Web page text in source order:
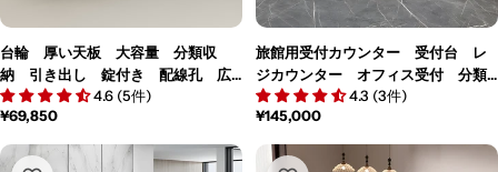
台輪 厚い天板 大容量 分類収
納 引き出し 錠付き 配線孔 広
い天板 受付カウンター カウンタ
ー シンプル 洗練 機能的 カス
タマイズ可能 JDT-M121
4.6 (5件)
通
価
¥69,850
旅館用受付カウンター 受付台 レ
ジカウンター オフィス受付 分類
整理 大容量収納 扉付き収納 シ
リンダー錠付き 引出し付き 広い
スペース シンプル ホワイト 焼
付塗装 カスタマイズ可能 JDT-
4.3 (3件)
通
¥145,000